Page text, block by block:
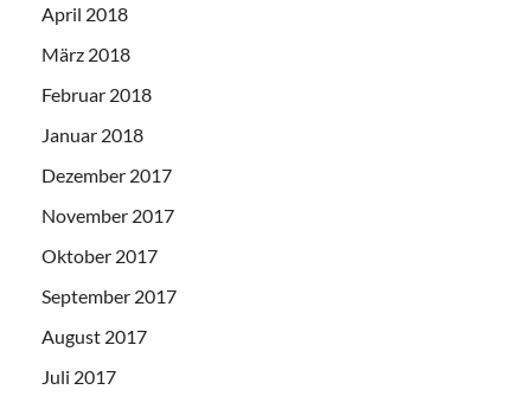
April 2018
März 2018
Februar 2018
Januar 2018
Dezember 2017
November 2017
Oktober 2017
September 2017
August 2017
Juli 2017